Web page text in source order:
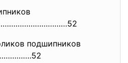
……………………………52
подшипников